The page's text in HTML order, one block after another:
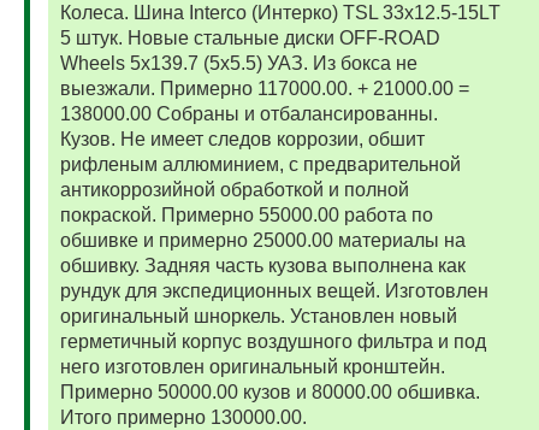
Колеса. Шина Interco (Интерко) TSL 33x12.5-15LT
5 штук. Новые стальные диски OFF-ROAD
Wheels 5x139.7 (5x5.5) УАЗ. Из бокса не
выезжали. Примерно 117000.00. + 21000.00 =
138000.00 Собраны и отбалансированны.
Кузов. Не имеет следов коррозии, обшит
рифленым аллюминием, с предварительной
антикоррозийной обработкой и полной
покраской. Примерно 55000.00 работа по
обшивке и примерно 25000.00 материалы на
обшивку. Задняя часть кузова выполнена как
рундук для экспедиционных вещей. Изготовлен
оригинальный шноркель. Установлен новый
герметичный корпус воздушного фильтра и под
него изготовлен оригинальный кронштейн.
Примерно 50000.00 кузов и 80000.00 обшивка.
Итого примерно 130000.00.